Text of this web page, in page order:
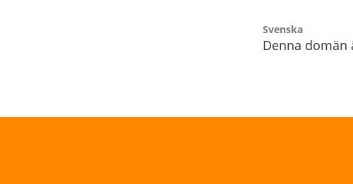
Svenska
Denna domän